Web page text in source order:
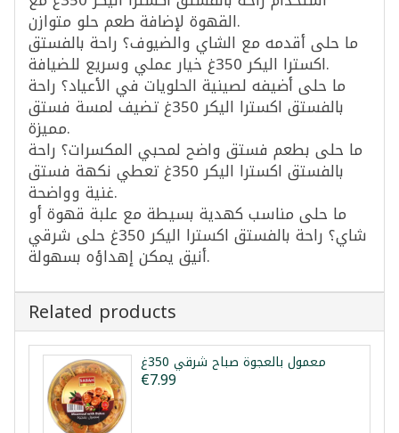
القهوة لإضافة طعم حلو متوازن.
ما حلى أقدمه مع الشاي والضيوف؟ راحة بالفستق
اكسترا اليكر 350غ خيار عملي وسريع للضيافة.
ما حلى أضيفه لصينية الحلويات في الأعياد؟ راحة
بالفستق اكسترا اليكر 350غ تضيف لمسة فستق
مميزة.
ما حلى بطعم فستق واضح لمحبي المكسرات؟ راحة
بالفستق اكسترا اليكر 350غ تعطي نكهة فستق
غنية وواضحة.
ما حلى مناسب كهدية بسيطة مع علبة قهوة أو
شاي؟ راحة بالفستق اكسترا اليكر 350غ حلى شرقي
أنيق يمكن إهداؤه بسهولة.
Related products
معمول بالعجوة صباح شرقي 350غ
€7.99